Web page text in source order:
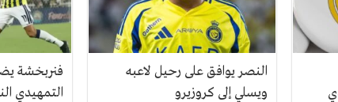
النصر يوافق على رحيل لاعبه
ويسلي إلى كروزيرو
فنربخشة
التمهيدي